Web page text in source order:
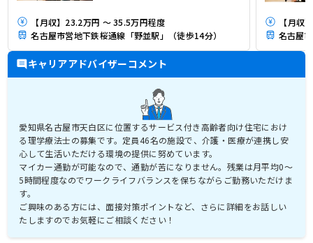
【月収】23.2万円 ～ 35.5万円程度
名古屋市営地下鉄桜通線「野並駅」（徒歩14分）
【月収
キャリアアドバイザーコメント
愛知県名古屋市天白区に位置するサービス付き高齢者向け住宅におけ
る理学療法士の募集です。定員46名の施設で、介護・医療が連携し安
心して生活いただける環境の提供に努めています。
マイカー通勤が可能なので、通勤が苦になりません。残業は月平均0～
5時間程度なのでワークライフバランスを保ちながらご勤務いただけま
す。
ご興味のある方には、面接対策ポイントなど、さらに詳細をお話しい
たしますのでお気軽にご相談ください！